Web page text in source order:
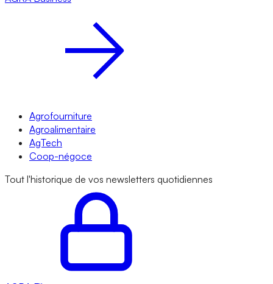
Agrofourniture
Agroalimentaire
AgTech
Coop-négoce
Tout l'historique de vos newsletters quotidiennes